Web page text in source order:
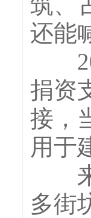
还能
捐资
接，
用于
来
多街